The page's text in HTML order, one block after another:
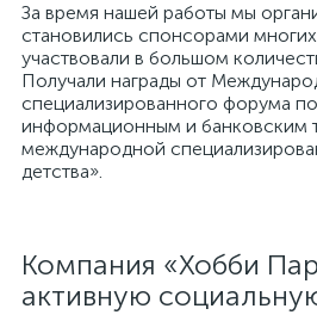
За время нашей работы мы
становились спонсорами
участвовали в большом
Получали награды от
специализированного форума
информационным и банковским
международной
детства».
Компания «Хобби
активную